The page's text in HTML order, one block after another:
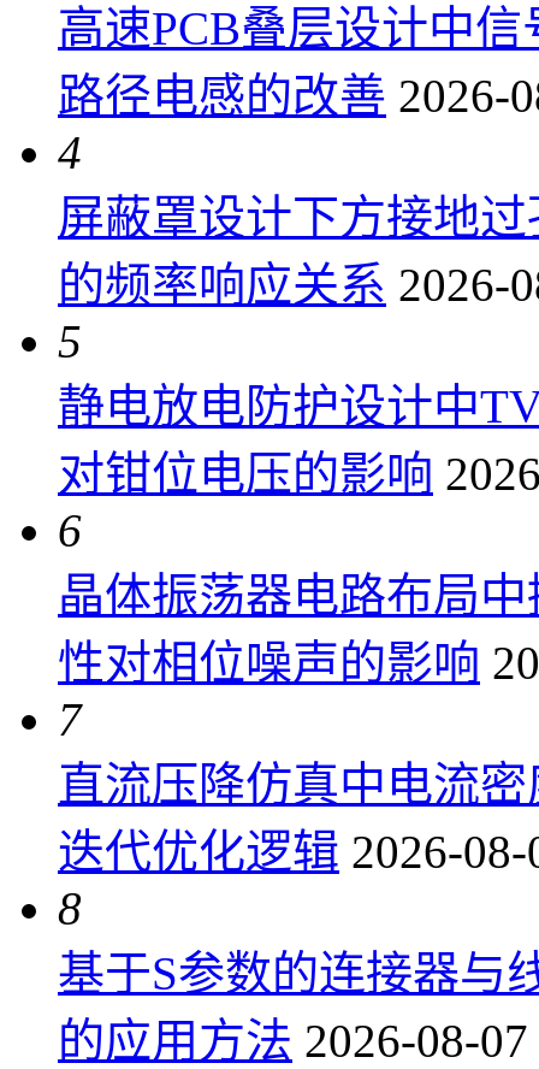
高速PCB叠层设计中
路径电感的改善 2026-
4
屏蔽罩设计下方接地
的频率响应关系 2026-
5
静电放电防护设计中
对钳位电压的影响
6
晶体振荡器电路布局
性对相位噪声的影响
7
直流压降仿真中电流
迭代优化逻辑 2026-
8
基于S参数的连接器与
的应用方法 2026-08-